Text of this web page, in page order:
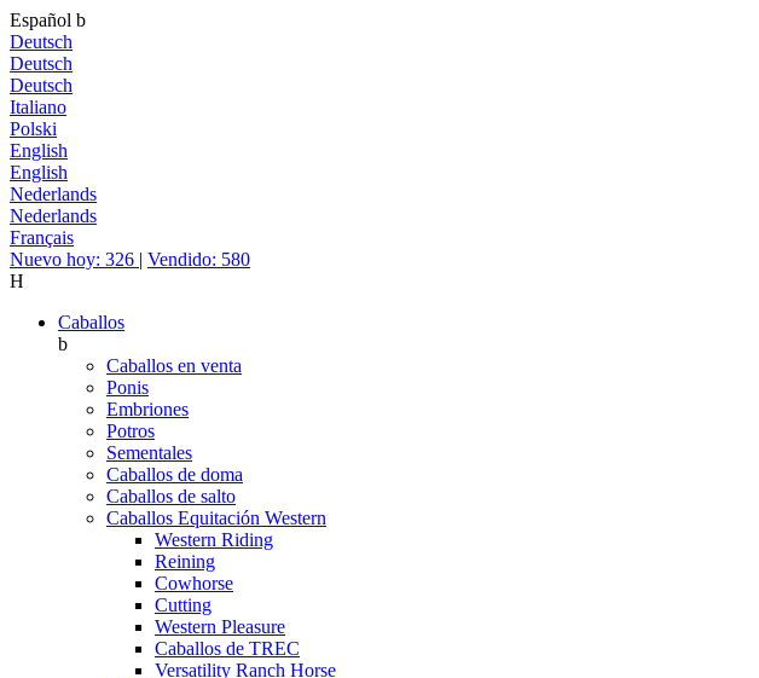
Español b
Deutsch
Deutsch
Deutsch
Italiano
Polski
English
English
Nederlands
Nederlands
Français
Nuevo hoy: 326 | Vendido: 580
H
Caballos
b
Caballos en venta
Ponis
Embriones
Potros
Sementales
Caballos de doma
Caballos de salto
Caballos Equitación Western
Western Riding
Reining
Cowhorse
Cutting
Western Pleasure
Caballos de TREC
Versatility Ranch Horse